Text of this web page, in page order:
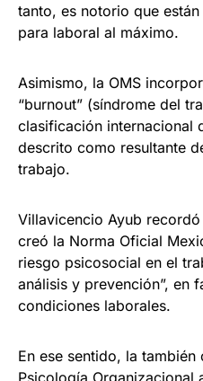
tanto, es notorio que
para laboral al máximo.
Asimismo, la OMS
“burnout” (síndrome del
clasificación internacional
descrito como resultante
trabajo.
Villavicencio Ayub
creó la Norma Oficial
riesgo psicosocial en el
análisis y prevención”, en
condiciones laborales.
En ese sentido, la
Psicología Organizacional